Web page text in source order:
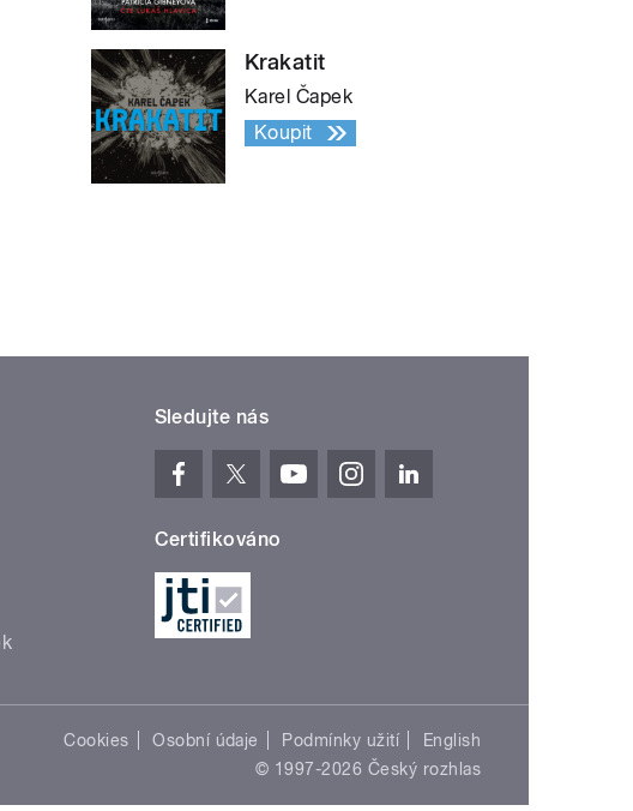
Krakatit
Karel Čapek
Koupit
Sledujte nás
Certifikováno
Cookies Osobní údaje Podmínky užití
English
© 1997-2026 Český rozhlas